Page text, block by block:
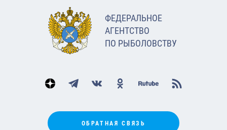
ФЕДЕРАЛЬНОЕ
АГЕНТСТВО
ПО РЫБОЛОВСТВУ
ОБРАТНАЯ СВЯЗЬ